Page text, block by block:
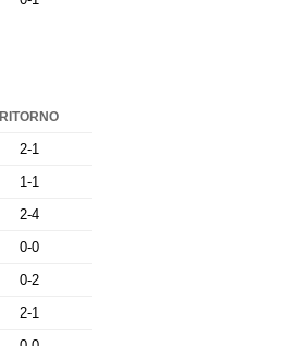
RITORNO
2-1
1-1
2-4
0-0
0-2
2-1